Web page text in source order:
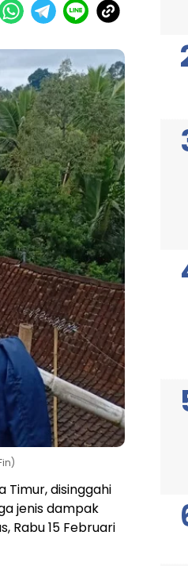
Timur, disinggahi
jenis dampak
Rabu 15 Februari